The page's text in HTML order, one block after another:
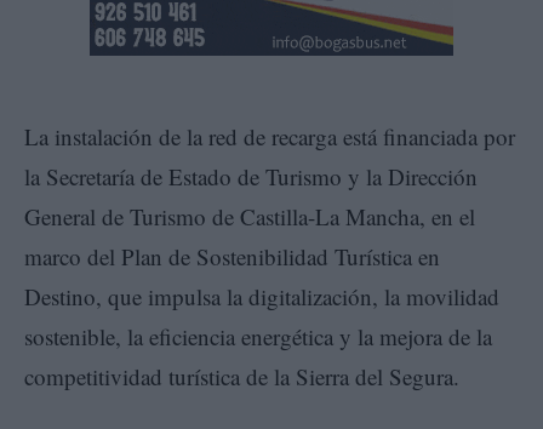
La instalación de la red de recarga está financiada por
la Secretaría de Estado de Turismo y la Dirección
General de Turismo de Castilla-La Mancha, en el
marco del Plan de Sostenibilidad Turística en
Destino, que impulsa la digitalización, la movilidad
sostenible, la eficiencia energética y la mejora de la
competitividad turística de la Sierra del Segura.